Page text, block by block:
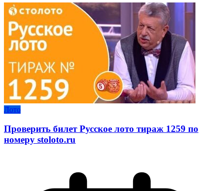
Лото
Проверить билет Русское лото тираж 1259 по
номеру stoloto.ru